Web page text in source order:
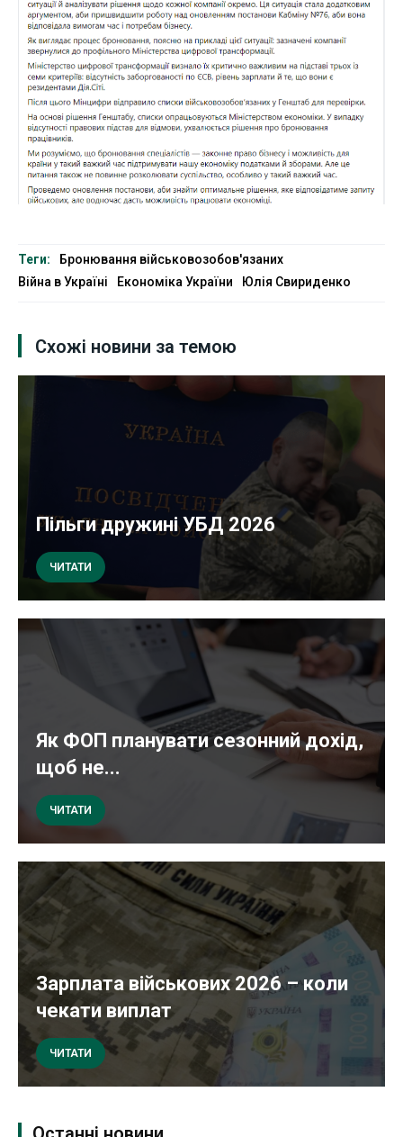
Теги:
Бронювання військовозобов'язаних
Війна в Україні
Економіка України Юлія Свириденко
Схожі новини за темою
Пільги дружині УБД 2026
ЧИТАТИ
Як ФОП планувати сезонний дохід,
щоб не...
ЧИТАТИ
Зарплата військових 2026 – коли
чекати виплат
ЧИТАТИ